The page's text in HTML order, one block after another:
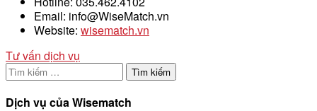
Email: info@WiseMatch.vn
Website: wisematch.vn
Tư vấn dịch vụ
Tìm
kiếm
cho:
Dịch vụ của Wisematch